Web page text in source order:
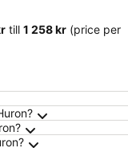
till ‎1 258 kr (price per